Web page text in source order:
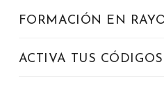
FORMACIÓN EN
ACTIVA TUS